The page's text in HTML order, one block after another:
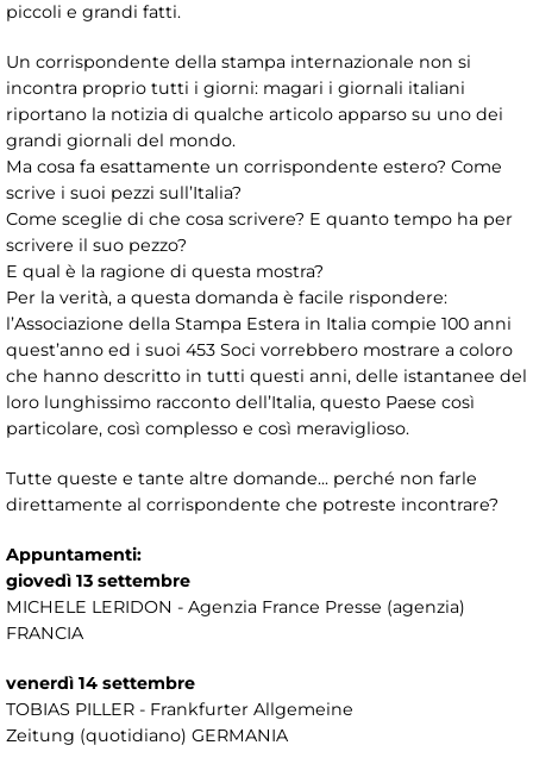
piccoli e grandi fatti.
Un corrispondente della stampa internazionale non si
incontra proprio tutti i giorni: magari i giornali italiani
riportano la notizia di qualche articolo apparso su uno dei
grandi giornali del mondo.
Ma cosa fa esattamente un corrispondente estero? Come
scrive i suoi pezzi sull’Italia?
Come sceglie di che cosa scrivere? E quanto tempo ha per
scrivere il suo pezzo?
E qual è la ragione di questa mostra?
Per la verità, a questa domanda è facile rispondere:
l’Associazione della Stampa Estera in Italia compie 100 anni
quest’anno ed i suoi 453 Soci vorrebbero mostrare a coloro
che hanno descritto in tutti questi anni, delle istantanee del
loro lunghissimo racconto dell’Italia, questo Paese così
particolare, così complesso e così meraviglioso.
Tutte queste e tante altre domande... perché non farle
direttamente al corrispondente che potreste incontrare?
Appuntamenti:
giovedì 13 settembre
MICHELE LERIDON - Agenzia France Presse (agenzia)
FRANCIA
venerdì 14 settembre
TOBIAS PILLER - Frankfurter Allgemeine
Zeitung (quotidiano) GERMANIA